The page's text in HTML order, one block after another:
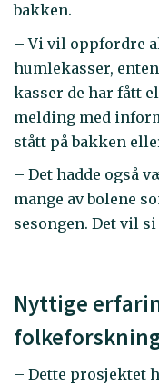
bakken.
– Vi vil oppfordre
humlekasser,
kasser de har fått
melding med
stått på bakken
– Det hadde også
mange av bolene
sesongen. Det vil
Nyttige
– Dette prosjektet